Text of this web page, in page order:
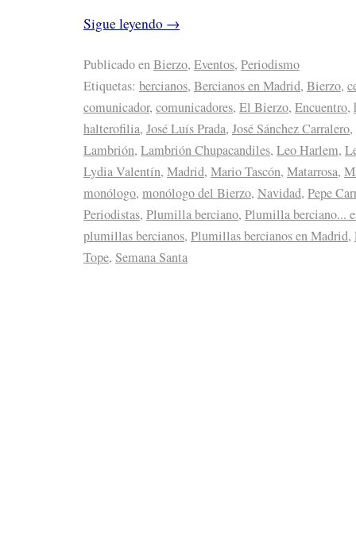
Sigue leyendo →
Publicado enBierzo, Eventos, Periodismo
Etiquetas: bercianos, Bercianos en Madrid, Bierzo,
comunicador, comunicadores, El Bierzo, Encuentro,
halterofilia, José Luís Prada, José Sánchez Carralero,
Lambrión, Lambrión Chupacandiles, Leo Harlem,
Lydia Valentín, Madrid, Mario Tascón, Matarrosa,
monólogo, monólogo del Bierzo, Navidad, Pepe
Periodistas, Plumilla berciano, Plumilla berciano...
plumillas bercianos, Plumillas bercianos en Madrid,
Tope, Semana Santa